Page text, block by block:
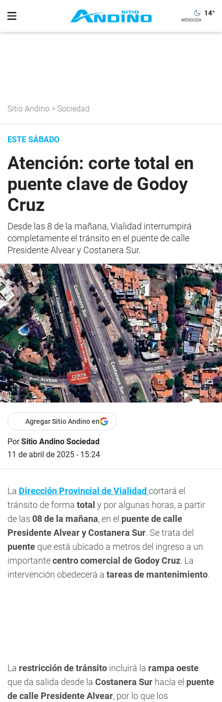
14°
Sitio Andino > Sociedad
ESTE SÁBADO
Atención: corte total en
puente clave de Godoy
Cruz
Desde las 8 de la mañana, Vialidad interrumpirá
completamente el tránsito en el puente de calle
Presidente Alvear y Costanera Sur.
Agregar Sitio Andino en
PorSitio Andino Sociedad
11 de abril de 2025 - 15:24
La Dirección Provincial de Vialidad cortará el
tránsito de forma total y por algunas horas, a partir
de las 08 de la mañana, en el puente de calle
Presidente Alvear y Costanera Sur. Se trata del
puente que está ubicado a metros del ingreso a un
importantecentro comercial de Godoy Cruz. La
intervención obedecerá a tareas de mantenimiento.
La restricción de tránsito incluirá la rampa oeste
que da salida desde la Costanera Sur hacía el puente
de calle Presidente Alvear, por lo que los